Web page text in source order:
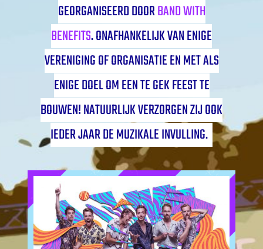
GEORGANISEERD DOORBAND WITH
BENEFITS. ONAFHANKELIJK VAN ENIGE
VERENIGING OF ORGANISATIE EN MET ALS
ENIGE DOEL OM EEN TE GEK FEEST TE
BOUWEN! NATUURLIJK VERZORGEN ZIJ OOK
IEDER JAAR DE MUZIKALE INVULLING.